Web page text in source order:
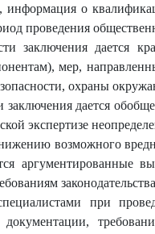
информация о
проведения
заключения дается
мер,
охраны
заключения дается
экспертизе
возможного
аргументированные
при